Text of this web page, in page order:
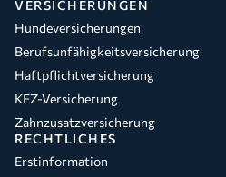
VERSICHERUNGEN
Hundeversicherungen
Berufsunfähigkeitsversicherung
Haftpflichtversicherung
KFZ-Versicherung
Zahnzusatzversicherung
RECHTLICHES
Erstinformation